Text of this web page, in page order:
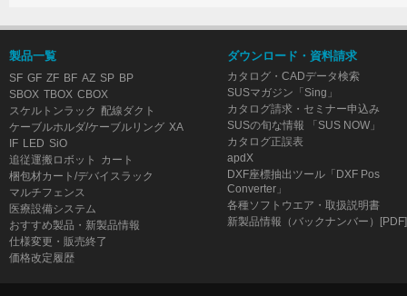
製品一覧
SF GF ZF BF AZ SP BP
SBOX TBOX CBOX
スケルトンラック 配線ダクト
ケーブルホルダ/ケーブルリング XA
IF LED SiO
追従運搬ロボット
カート
梱包材カート/デバイスラック
マルチフェンス
医療設備システム
おすすめ製品・新製品情報
仕様変更・販売終了
価格改定履歴
ダウンロード・資料請求
カタログ・CADデータ検索
SUSマガジン「Sing」
カタログ請求・セミナー申込み
SUSの旬な情報 「SUS NOW」
カタログ正誤表
apdX
DXF座標抽出ツール「DXF Pos
Converter」
各種ソフトウエア・取扱説明書
新製品情報（バックナンバー）[PDF]